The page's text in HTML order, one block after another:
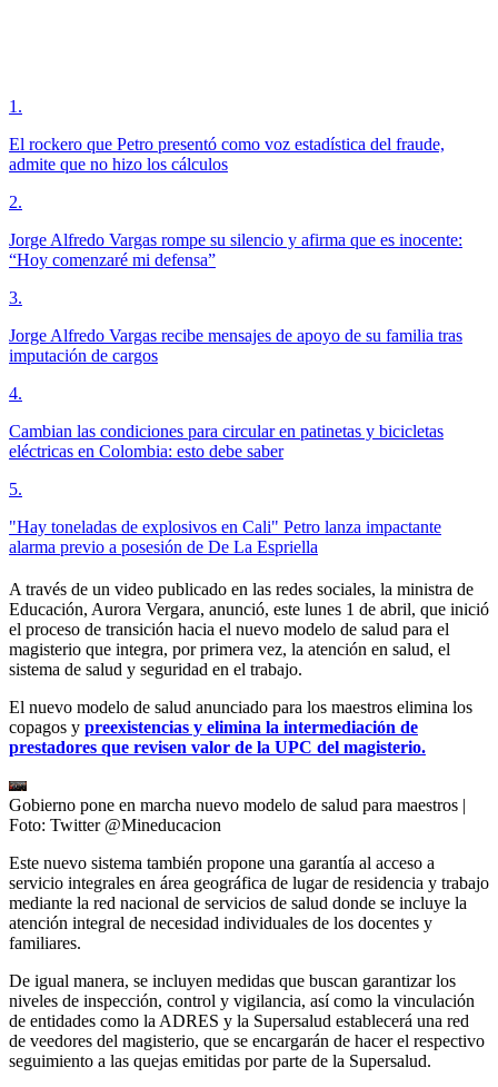
1 .
El rockero que Petro presentó como voz estadística del fraude,
admite que no hizo los cálculos
2.
Jorge Alfredo Vargas rompe su silencio y afirma que es inocente:
“Hoy comenzaré mi defensa”
3.
Jorge Alfredo Vargas recibe mensajes de apoyo de su familia tras
imputación de cargos
4.
Cambian las condiciones para circular en patinetas y bicicletas
eléctricas en Colombia: esto debe saber
5.
"Hay toneladas de explosivos en Cali" Petro lanza impactante
alarma previo a posesión de De La Espriella
A través de un video publicado en las redes sociales, la ministra de
Educación, Aurora Vergara, anunció, este lunes 1 de abril, que inició
el proceso de transición hacia el nuevo modelo de salud para el
magisterio que integra, por primera vez, la atención en salud, el
sistema de salud y seguridad en el trabajo.
El nuevo modelo de salud anunciado para los maestros elimina los
copagos y preexistencias y elimina la intermediación de
prestadores que revisen valor de la UPC del magisterio.
Gobierno pone en marcha nuevo modelo de salud para maestros |
Foto: Twitter @Mineducacion
Este nuevo sistema también propone una garantía al acceso a
servicio integrales en área geográfica de lugar de residencia y trabajo
mediante la red nacional de servicios de salud donde se incluye la
atención integral de necesidad individuales de los docentes y
familiares.
De igual manera, se incluyen medidas que buscan garantizar los
niveles de inspección, control y vigilancia, así como la vinculación
de entidades como la ADRES y la Supersalud establecerá una red
de veedores del magisterio, que se encargarán de hacer el respectivo
seguimiento a las quejas emitidas por parte de la Supersalud.